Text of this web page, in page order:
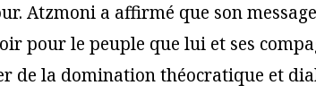
Atzmoni a affirmé que son
pour le peuple que lui et ses
de la domination théocratique et